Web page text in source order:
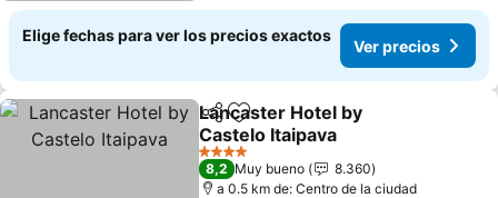
Elige fechas para ver los precios exactos
Ver precios
CompartirAgregar a favoritos
Lancaster Hotel by
Castelo Itaipava
4 Estrellas
8,2 Muy bueno
8.360
a 0.5 km de: Centro de la ciudad